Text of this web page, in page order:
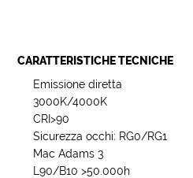
CARATTERISTICHE TECNICHE
Emissione diretta
3000K/4000K
CRI>90
Sicurezza occhi: RG0/RG1
Mac Adams 3
L90/B10 >50.000h